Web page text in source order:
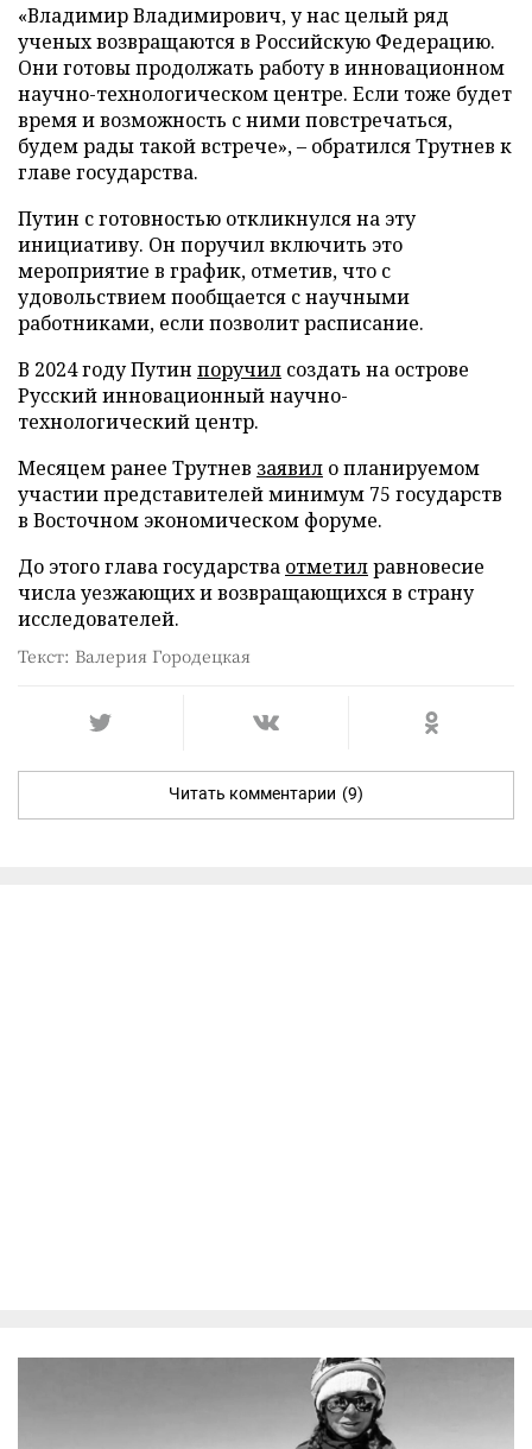
«Владимир Владимирович, у нас целый ряд
ученых возвращаются в Российскую Федерацию.
Они готовы продолжать работу в инновационном
научно-технологическом центре. Если тоже будет
время и возможность с ними повстречаться,
будем рады такой встрече», – обратился Трутнев к
главе государства.
Путин с готовностью откликнулся на эту
инициативу. Он поручил включить это
мероприятие в график, отметив, что с
удовольствием пообщается с научными
работниками, если позволит расписание.
В 2024 году Путин поручил создать на острове
Русский инновационный научно-
технологический центр.
Месяцем ранее Трутнев заявил о планируемом
участии представителей минимум 75 государств
в Восточном экономическом форуме.
До этого глава государства отметилравновесие
числа уезжающих и возвращающихся в страну
исследователей.
Текст: Валерия Городецкая
Читать комментарии (9)